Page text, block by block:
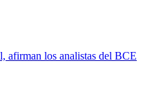
afirman los analistas del BCE